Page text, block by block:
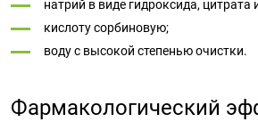
натрий в виде гидроксида, цитрата
кислоту сорбиновую;
воду с высокой степенью очистки.
Фармакологический